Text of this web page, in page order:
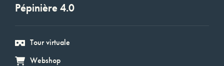
Pépinière 4.0
Tour virtuale
Webshop